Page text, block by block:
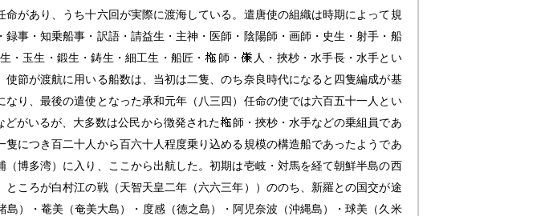
があり、うち十六回が実際に渡海している。遣唐使の組織は時期によって規
事・知乗船事・訳語・請益生・主神・医師・陰陽師・画師・史生・射手・船
・玉生・鍛生・鋳生・細工生・船匠・ 師・
人・挾杪・水手長・水手とい
節が渡航に用いる船数は、当初は二隻、のち奈良時代になると四隻編成が基
り、最後の遣使となった承和元年（八三四）任命の使では六百五十一人とい
がいるが、大多数は公民から徴発された
師・挾杪・水手などの乗組員であ
につき百二十人から百六十人程度乗り込める規模の構造船であったようであ
博多湾）に入り、ここから出航した。初期は壱岐・対馬を経て朝鮮半島の西
ころが白村江の戦（天智天皇二年（六六三年））ののち、新羅との国交が途
島）・菴美（奄美大島）・度感（徳之島）・阿児奈波（沖縄島）・球美（久米